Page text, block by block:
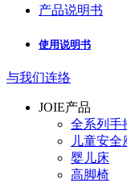
产品说明书
使用说明书
与我们连络
JOIE产品
全系列手
儿童安全
婴儿床
高脚椅